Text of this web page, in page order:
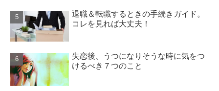
退職＆転職するときの手続きガイド。
コレを見れば大丈夫！
失恋後、うつになりそうな時に気をつ
けるべき７つのこと